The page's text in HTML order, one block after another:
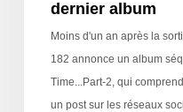
dernier album
Moins d'un an après la
182 annonce un album
Time...Part-2, qui
un post sur les réseaux